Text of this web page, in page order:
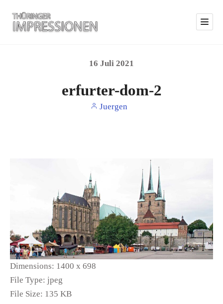
16 Juli 2021
erfurter-dom-2
Juergen
Dimensions: 1400 x 698
File Type: jpeg
File Size: 135 KB